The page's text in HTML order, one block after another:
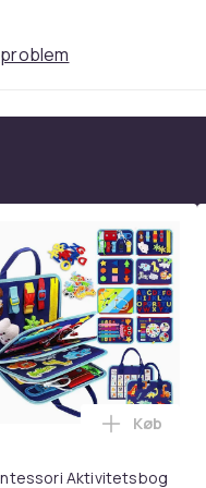
Black
og
med belysning -
til Dreame
Aktivitetsbog
Læg
Køb